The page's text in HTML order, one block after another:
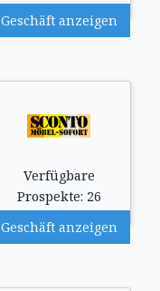
Geschäft anzeigen
Verfügbare
Prospekte: 26
Geschäft anzeigen